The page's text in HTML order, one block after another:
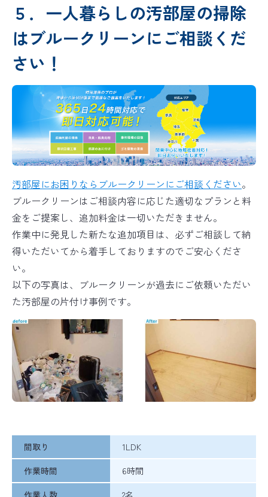
５．一人暮らしの汚部屋の掃除
はブルークリーンにご相談くだ
さい！
汚部屋にお困りならブルークリーンにご相談ください。
ブルークリーンはご相談内容に応じた適切なプランと料
金をご提案し、追加料金は一切いただきません。
作業中に発見した新たな追加項目は、必ずご相談して納
得いただいてから着手しておりますのでご安心くださ
い。
以下の写真は、ブルークリーンが過去にご依頼いただい
た汚部屋の片付け事例です。
間取り
1LDK
作業時間
6時間